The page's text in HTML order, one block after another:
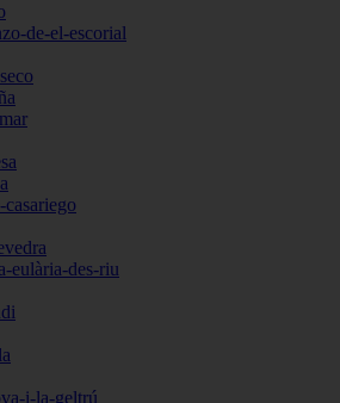
de-el-escorial
eulària-des-riu
i-la-geltrú